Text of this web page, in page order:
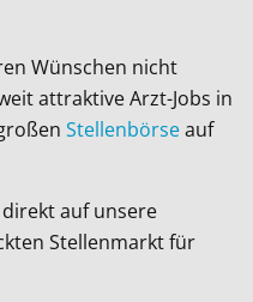
Wünschen nicht
attraktive Arzt-Jobs in
Stellenbörseauf
auf unsere
Stellenmarkt für